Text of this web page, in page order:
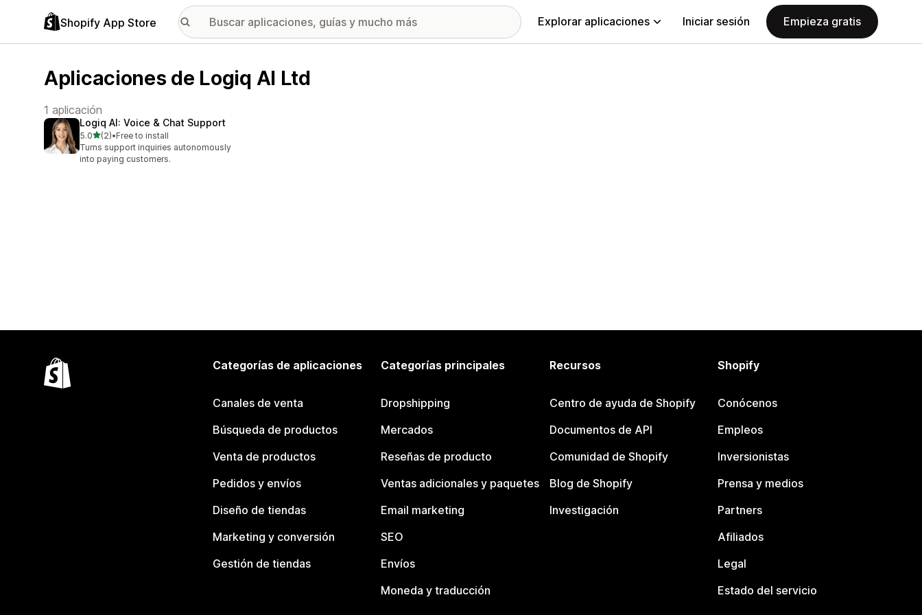
Shopify App Store Explorar aplicaciones Iniciar sesión Empieza gratis
Aplicaciones de Logiq AI Ltd
1 aplicación
Logiq AI: Voice & Chat Support
5.0de 5 estrellas
(2)
2 reseñas en total
•Free to install
Turns support inquiries autonomously
into paying customers.
Categorías de aplicaciones
Canales de venta
Búsqueda de productos
Venta de productos
Pedidos y envíos
Diseño de tiendas
Marketing y conversión
Gestión de tiendas
Categorías principales
Dropshipping
Mercados
Reseñas de producto
Ventas adicionales y paquetes
Email marketing
SEO
Envíos
Moneda y traducción
Recursos
Centro de ayuda de Shopify
Documentos de API
Comunidad de Shopify
Blog de Shopify
Investigación
Shopify
Conócenos
Empleos
Inversionistas
Prensa y medios
Partners
Afiliados
Legal
Estado del servicio